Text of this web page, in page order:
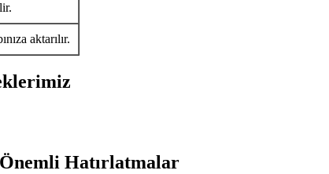
aktarılır.
Hatırlatmalar